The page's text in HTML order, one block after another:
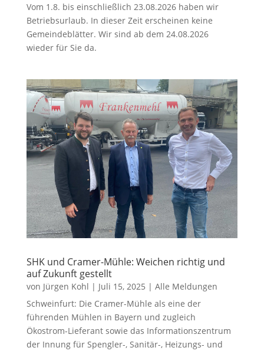
Vom 1.8. bis einschließlich 23.08.2026 haben wir
Betriebsurlaub. In dieser Zeit erscheinen keine
Gemeindeblätter. Wir sind ab dem 24.08.2026
wieder für Sie da.
SHK und Cramer-Mühle: Weichen richtig und
auf Zukunft gestellt
von Jürgen Kohl | Juli 15, 2025 | Alle Meldungen
Schweinfurt: Die Cramer-Mühle als eine der
führenden Mühlen in Bayern und zugleich
Ökostrom-Lieferant sowie das Informationszentrum
der Innung für Spengler-, Sanitär-, Heizungs- und